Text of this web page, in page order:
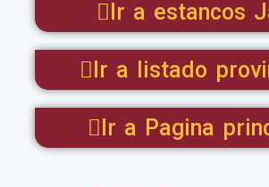
Ir a estancos
Ir a listado
Ir a Pagina